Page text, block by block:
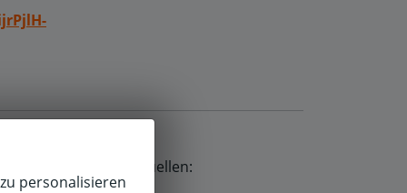
aus 1 anderen Quellen:
personalisieren